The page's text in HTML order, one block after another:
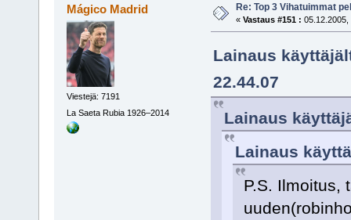
Mágico Madrid
Viestejä: 7191
La Saeta Rubia 1926–2014
Re: Top 3 Vihatuimmat
« Vastaus #151 : 05.12.2005,
Lainaus
22.44.07
Lainaus
Lainaus
P.S. Ilmoitus,